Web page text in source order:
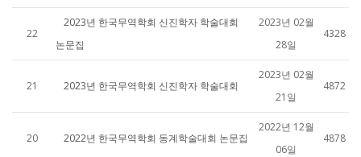
22
2023년 한국무역학회 신진학자 학술대회
논문집
2023년 02월
28일
4328
21 2023년 한국무역학회 신진학자 학술대회
2023년 02월
21일
4872
20 2022년 한국무역학회 동계학술대회 논문집
2022년 12월
06일
4878